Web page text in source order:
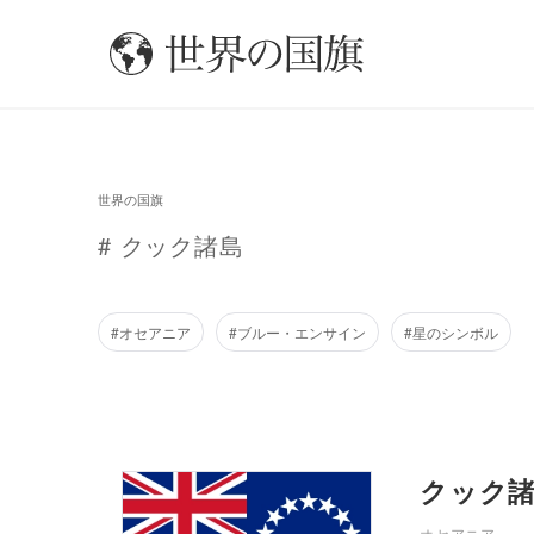
世界の国旗
# クック諸島
#オセアニア #ブルー・エンサイン #星のシンボル
クック